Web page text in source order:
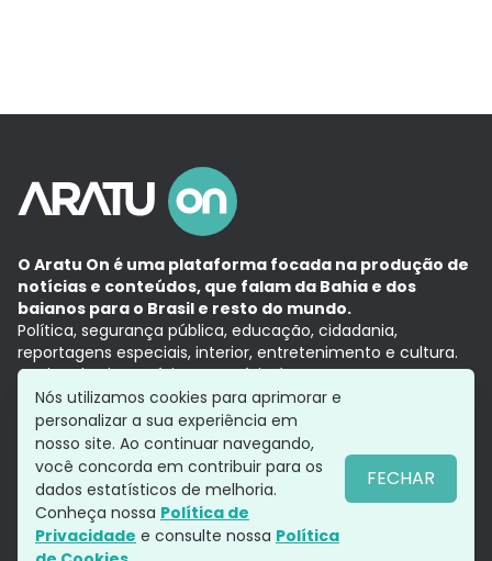
O Aratu On é uma plataforma focada na produção de
notícias e conteúdos, que falam da Bahia e dos
baianos para o Brasil e resto do mundo.
Política, segurança pública, educação, cidadania,
reportagens especiais, interior, entretenimento e cultura.
Aqui, tudo vira notícia e a notícia é no tempo presente,
com a credibilidade do Grupo Aratu.
Grupo Aratu
Política de privacidade
Siga-nos
Nós utilizamos cookies para aprimorar e
personalizar a sua experiência em
nosso site. Ao continuar navegando,
você concorda em contribuir para os
dados estatísticos de melhoria.
Conheça nossa Política de
Privacidade e consulte nossa Política
FECHAR